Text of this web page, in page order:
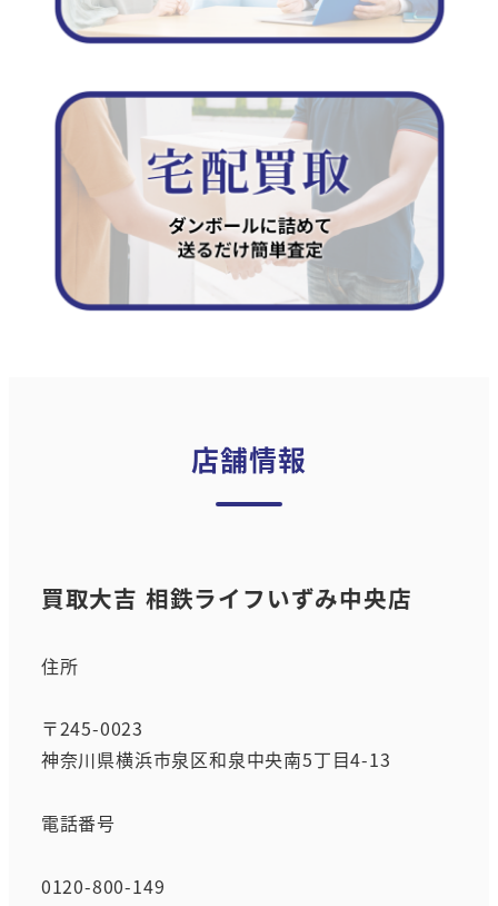
店舗情報
買取大吉 相鉄ライフいずみ中央店
住所
〒245-0023
神奈川県横浜市泉区和泉中央南5丁目4-13
電話番号
0120-800-149